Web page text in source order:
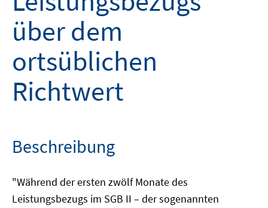
über dem
ortsüblichen
Richtwert
Beschreibung
"Während der ersten zwölf Monate des
Leistungsbezugs im SGB II – der sogenannten